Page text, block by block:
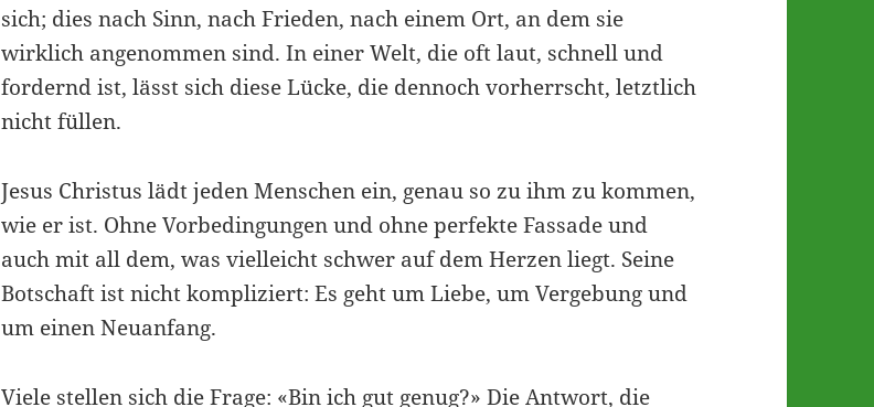
sich; dies nach Sinn, nach Frieden, nach einem Ort, an dem sie
wirklich angenommen sind. In einer Welt, die oft laut, schnell und
fordernd ist, lässt sich diese Lücke, die dennoch vorherrscht, letztlich
nicht füllen.
Jesus Christus lädt jeden Menschen ein, genau so zu ihm zu kommen,
wie er ist. Ohne Vorbedingungen und ohne perfekte Fassade und
auch mit all dem, was vielleicht schwer auf dem Herzen liegt. Seine
Botschaft ist nicht kompliziert: Es geht um Liebe, um Vergebung und
um einen Neuanfang.
Viele stellen sich die Frage: «Bin ich gut genug?» Die Antwort, die